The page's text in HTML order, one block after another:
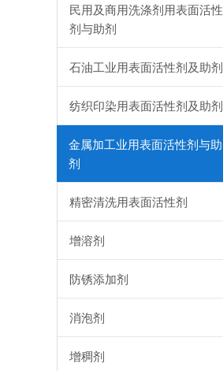
民用及商用洗涤剂用表面活性
剂与助剂
石油工业用表面活性剂及助剂
纺织印染用表面活性剂及助剂
金属加工业用表面活性剂与助
剂
精密清洗用表面活性剂
增溶剂
防锈添加剂
消泡剂
增稠剂